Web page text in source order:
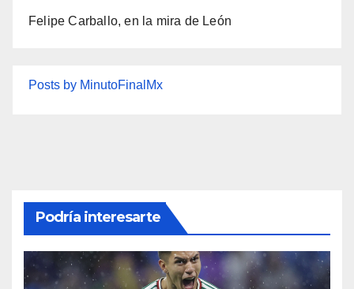
Felipe Carballo, en la mira de León
Posts by MinutoFinalMx
Podría interesarte